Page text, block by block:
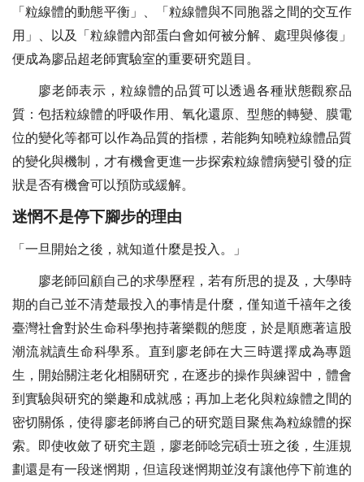
「粒線體的動態平衡」、「粒線體與不同胞器之間的交互作
用」、以及「粒線體內部蛋白會如何被分解、處理與修復」
便成為廖品超老師實驗室的重要研究題目。
廖老師表示，粒線體的品質可以透過各種狀態觀察品
質：包括粒線體的呼吸作用、氧化還原、型態的轉變、膜電
位的變化等都可以作為品質的指標，若能夠知曉粒線體品質
的變化與機制，才有機會更進一步探索粒線體病變引發的症
狀是否有機會可以預防或緩解。
迷惘不是停下腳步的理由
「一旦開始之後，就知道什麼是投入。」
廖老師回顧自己的求學歷程，若有所思的提及，大學時
期的自己並不清楚最投入的事情是什麼，僅知道千禧年之後
臺灣社會對於生命科學抱持著樂觀的態度，於是順應著這股
潮流就讀生命科學系。直到廖老師在大三時選擇成為專題
生，開始關注老化相關研究，在逐步的操作與練習中，體會
到實驗與研究的樂趣和成就感；再加上老化與粒線體之間的
密切關係，使得廖老師將自己的研究題目聚焦為粒線體的探
索。即使收斂了研究主題，廖老師唸完碩士班之後，生涯規
劃還是有一段迷惘期，但這段迷惘期並沒有讓他停下前進的